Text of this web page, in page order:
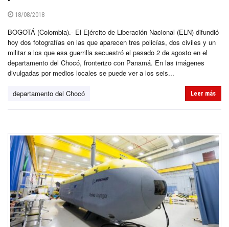
18/08/2018
BOGOTÁ (Colombia).- El Ejército de Liberación Nacional (ELN) difundió
hoy dos fotografías en las que aparecen tres policías, dos civiles y un
militar a los que esa guerrilla secuestró el pasado 2 de agosto en el
departamento del Chocó, fronterizo con Panamá. En las imágenes
divulgadas por medios locales se puede ver a los seis...
departamento del Chocó Leer más